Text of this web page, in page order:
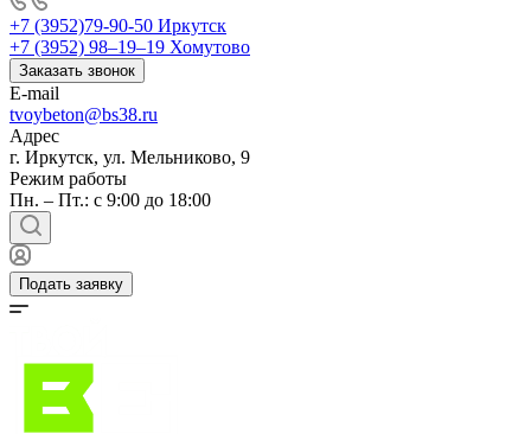
+7 (3952)79-90-50 Иркутск
+7 (3952) 98‒19‒19 Хомутово
Заказать звонок
E-mail
tvoybeton@bs38.ru
Адрес
г. Иркутск, ул. Мельниково, 9
Режим работы
Пн. – Пт.: с 9:00 до 18:00
Подать заявку